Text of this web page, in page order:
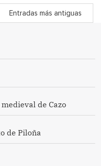
Entradas más antiguas
de Cazo
de Piloña